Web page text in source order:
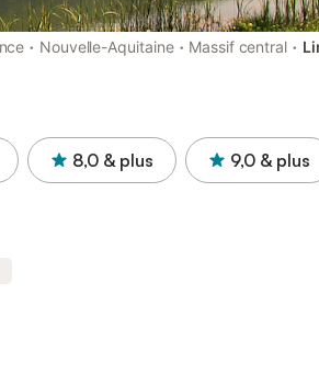
· Nouvelle-Aquitaine · Massif central ·
8,0 & plus 9,0 & plus